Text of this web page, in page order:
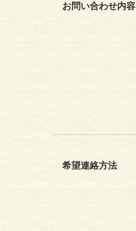
お問い合わせ内容
希望連絡方法